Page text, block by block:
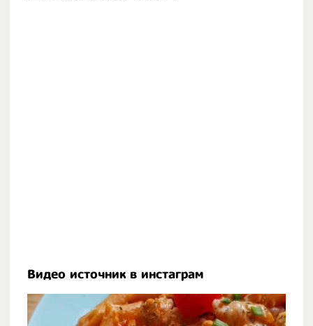
Видео источник в инстаграм